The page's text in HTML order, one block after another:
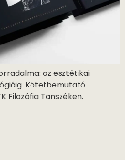
az esztétikai
Kötetbemutató
Filozófia Tanszéken.